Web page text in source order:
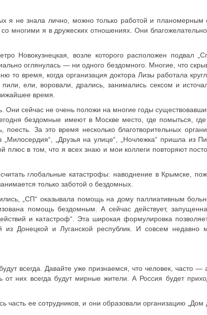
я не знала лично, можно только работой и планомерным
я в дружеских отношениях. Они благожелательно
Новокузнецкая, возле которого расположен подвал
оглянулась — ни одного бездомного. Многие, что
время, когда организация доктора Лизы работала
ели, воровали, дрались, занимались сексом и
время.
сейчас не очень положи на многие годы
бездомные имеют в Москве место, где помыться, где
За это время несколько благотворительных
„Друзья на улице“, „Ночлежка“ пришла из
в том, что я всех знаю и мои коллеги повторяют
глобальные катастрофы: наводнение в Крымске,
только заботой о бездомных.
„СП“ оказывала помощь на дому паллиативным
помощь бездомным. А сейчас действует,
и катастроф“. Эта широкая формулировка
Донецкой и Луганской республик. И совсем недавно
всегда. Давайте уже признаемся, что человек, часто —
них всегда будут мирные жители. А Россия будет
ее сотрудников, и они образовали организацию „Дом